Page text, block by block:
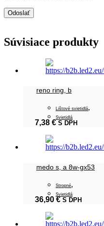
Súvisiace produkty
reno ring, b
Lištové svietidlá,
Svietidlá
7,38 € S DPH
medo s, a 8w-gx53
Stropné,
Svietidlá
36,90€ S DPH